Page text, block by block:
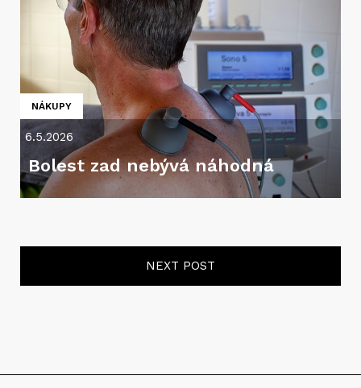
NÁKUPY
6.5.2026
Bolest zad nebývá náhodná
NEXT POST